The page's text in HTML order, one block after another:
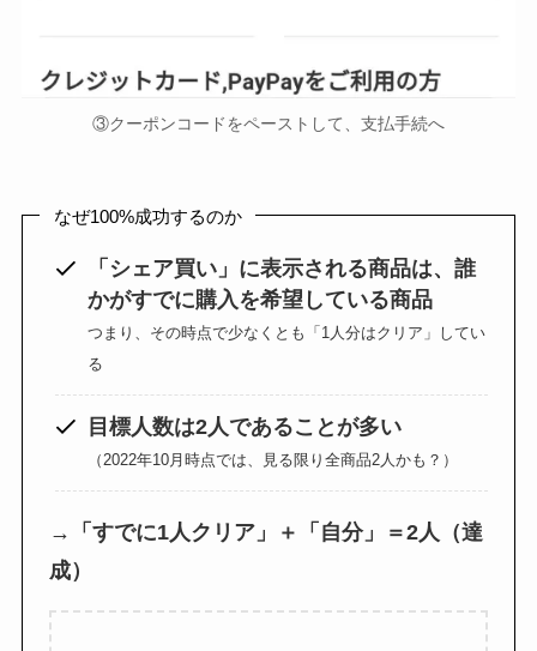
③クーポンコードをペーストして、支払手続へ
なぜ100%成功するのか
「シェア買い」に表示される商品は、誰
かがすでに購入を希望している商品
つまり、その時点で少なくとも「1人分はクリア」してい
る
目標人数は2人であることが多い
（2022年10月時点では、見る限り全商品2人かも？）
→「すでに1人クリア」＋「自分」＝2人（達
成）